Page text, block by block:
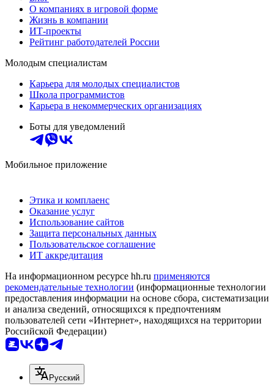
О компаниях в игровой форме
Жизнь в компании
ИТ-проекты
Рейтинг работодателей России
Молодым специалистам
Карьера для молодых специалистов
Школа программистов
Карьера в некоммерческих организациях
Боты для уведомлений
Мобильное приложение
Этика и комплаенс
Оказание услуг
Использование сайтов
Защита персональных данных
Пользовательское соглашение
ИТ аккредитация
На информационном ресурсе hh.ru применяются
рекомендательные технологии (информационные технологии
предоставления информации на основе сбора, систематизации
и анализа сведений, относящихся к предпочтениям
пользователей сети «Интернет», находящихся на территории
Российской Федерации)
Русский